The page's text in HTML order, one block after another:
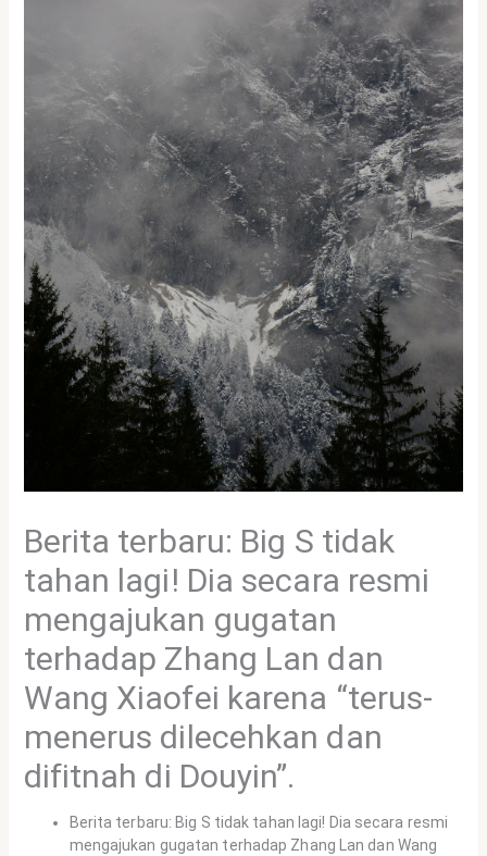
Berita terbaru: Big S tidak
tahan lagi! Dia secara resmi
mengajukan gugatan
terhadap Zhang Lan dan
Wang Xiaofei karena “terus-
menerus dilecehkan dan
difitnah di Douyin”.
Berita terbaru: Big S tidak tahan lagi! Dia secara resmi
mengajukan gugatan terhadap Zhang Lan dan Wang